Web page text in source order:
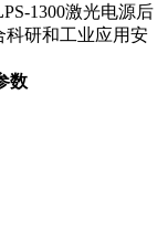
PS-1300激光电源后
科研和工业应用安
数